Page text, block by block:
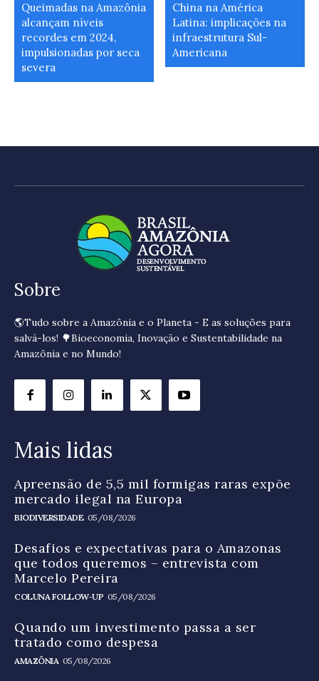
Queimadas na Amazônia
alcançam níveis
recordes em 2024,
impulsionadas por seca
severa
China na América
Latina: implicações na
infraestrutura Sul-
Americana
Sobre
🌎Tudo sobre a Amazônia e o Planeta - E as soluções para
salvá-los! 🌳Bioeconomia, Inovação e Sustentabilidade na
Amazônia e no Mundo!
Mais lidas
Apreensão de 5,5 mil formigas raras expõe
mercado ilegal na Europa
BIODIVERSIDADE 05/08/2026
Desafios e expectativas para o Amazonas
que todos queremos – entrevista com
Marcelo Pereira
COLUNA FOLLOW-UP 05/08/2026
Quando um investimento passa a ser
tratado como despesa
AMAZÔNIA 05/08/2026